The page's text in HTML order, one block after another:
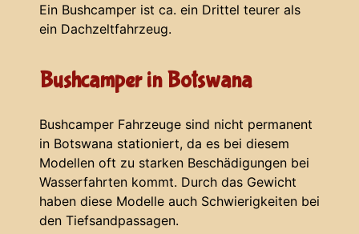
Ein Bushcamper ist ca. ein Drittel teurer als
ein Dachzeltfahrzeug.
Bushcamper in Botswana
Bushcamper Fahrzeuge sind nicht permanent
in Botswana stationiert, da es bei diesem
Modellen oft zu starken Beschädigungen bei
Wasserfahrten kommt. Durch das Gewicht
haben diese Modelle auch Schwierigkeiten bei
den Tiefsandpassagen.